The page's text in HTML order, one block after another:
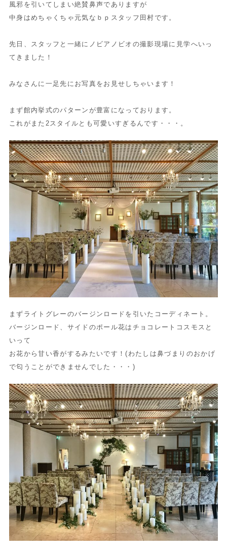
風邪を引いてしまい絶賛鼻声でありますが
中身はめちゃくちゃ元気なｂｐスタッフ田村です。
先日、スタッフと一緒にノビアノビオの撮影現場に見学へいっ
てきました！
みなさんに一足先にお写真をお見せしちゃいます！
まず館内挙式のパターンが豊富になっております。
これがまた2スタイルとも可愛いすぎるんです・・・。
まずライトグレーのバージンロードを引いたコーディネート。
バージンロード、サイドのポール花はチョコレートコスモスと
いって
お花から甘い香がするみたいです！(わたしは鼻づまりのおかげ
で匂うことができませんでした・・・)